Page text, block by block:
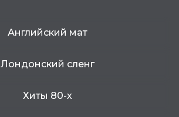
Английский мат
Лондонский сленг
Хиты 80-х